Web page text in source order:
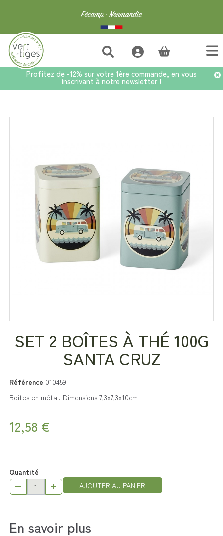
Profitez de -12% sur votre 1ère commande, en vous
inscrivant à notre newsletter !
Accessoires > Set 2 boîtes à thé 100g SANTA CRUZ
SET 2 BOÎTES À THÉ 100G
SANTA CRUZ
Référence 010459
Boites en métal. Dimensions 7,3x7,3x10cm
12,58 €
Quantité
AJOUTER AU PANIER
En savoir plus